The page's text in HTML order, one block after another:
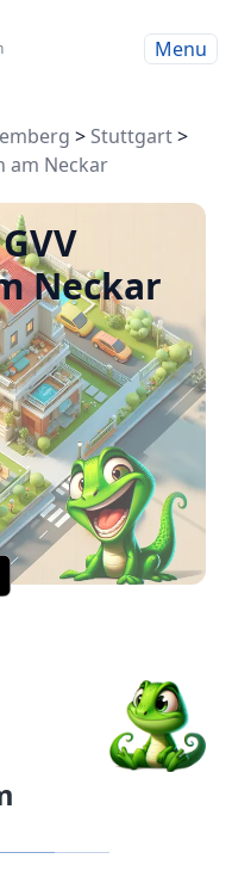
Menu
> Stuttgart>
am Neckar
Neckar